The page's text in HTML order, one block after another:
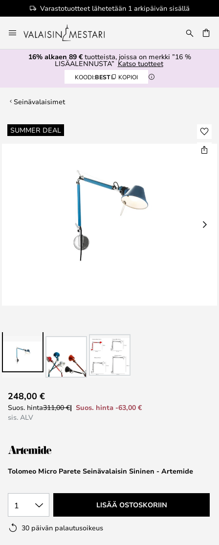
Varastotuotteet lähetetään 1 arkipäivän sisällä
to
Content
16% alkaen 89 €tuotteista, joissa on merkki ”16 %
LISÄALENNUSTA” Katso tuotteet
KOODI:BEST KOPIOI
Seinävalaisimet
SUMMER DEAL
Skip
to
to
the
the
gallery
Tolomeo Micro Parete Seinävalaisin Sininen - Artemide
248,00 €
Suos. hinta311,00 €
Suos. hinta -63,00 €
sis. ALV
1 LISÄÄ OSTOSKORIIN
30 päivän palautusoikeus